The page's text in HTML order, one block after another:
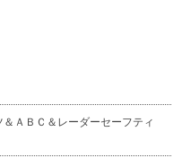
ＡＢＣ＆レーダーセーフティ